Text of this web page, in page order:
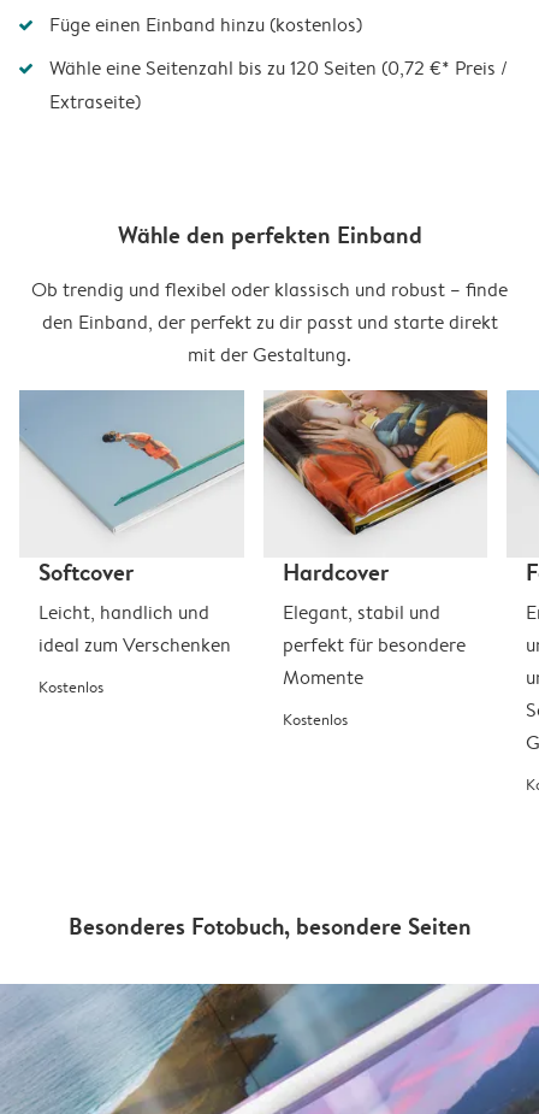
Füge einen Einband hinzu (kostenlos)
Wähle eine Seitenzahl bis zu 120 Seiten (0,72 €* Preis /
Extraseite)
Wähle den perfekten Einband
Ob trendig und flexibel oder klassisch und robust – finde
den Einband, der perfekt zu dir passt und starte direkt
mit der Gestaltung.
Softcover
Leicht, handlich und
ideal zum Verschenken
Kostenlos
Hardcover
Elegant, stabil und
perfekt für besondere
Momente
Kostenlos
Besonderes Fotobuch, besondere Seiten